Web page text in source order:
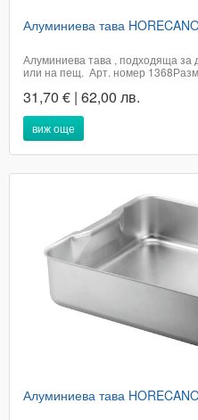
Алуминиева тава
Алуминиева тава , подходяща за
или на пещ. Арт. номер
артикула и е за сметка на
посочете...
31,70 € | 62,00 лв.
виж още
Алуминиева тава